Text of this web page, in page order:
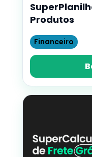
Produtos
Financeiro